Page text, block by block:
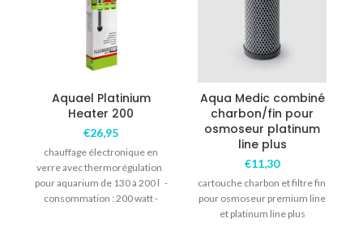
Aquael Platinium
Heater 200
€26,95
chauffage électronique en
verre avec thermorégulation
pour aquarium de 130 à 200 l -
consommation : 200 watt -
Aqua Medic combiné
charbon/fin pour
osmoseur platinum
line plus
€11,30
cartouche charbon et filtre fin
pour osmoseur premium line
et platinum line plus